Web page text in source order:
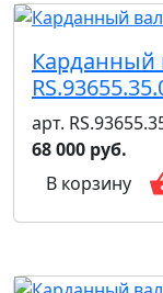
Карданный
арт.
68 000 руб.
В корзину